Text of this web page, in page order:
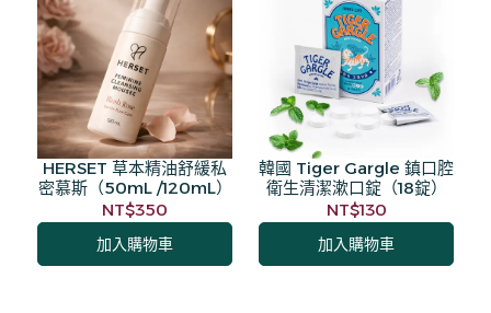
HERSET 草本精油舒緩私
密慕斯（50mL /120mL）
NT$350
加入購物車
韓國 Tiger Gargle 鎮口腔
衛生清潔漱口錠（18錠）
NT$130
加入購物車